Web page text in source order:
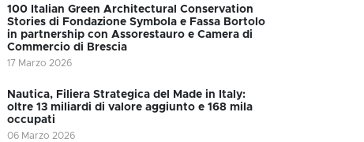
100 Italian Green Architectural Conservation
Stories di Fondazione Symbola e Fassa Bortolo
in partnership con Assorestauro e Camera di
Commercio di Brescia
17 Marzo 2026
Nautica, Filiera Strategica del Made in Italy:
oltre 13 miliardi di valore aggiunto e 168 mila
occupati
06 Marzo 2026